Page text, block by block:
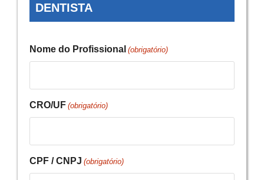
DENTISTA
Nome do Profissional (obrigatório)
CRO/UF (obrigatório)
CPF / CNPJ (obrigatório)